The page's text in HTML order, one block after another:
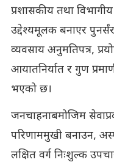
प्रशासकीय तथा
उद्देश्यमूलक बनाएर
व्यवसाय अनुमतिपत्र,
आयातनिर्यात र गुण
भएको छ।
जनचाहनाबमोजिम
परिणाममुखी बनाउन,
लक्षित वर्ग निःशुल्क